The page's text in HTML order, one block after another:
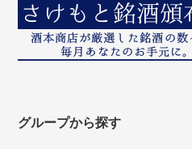
グループから探す